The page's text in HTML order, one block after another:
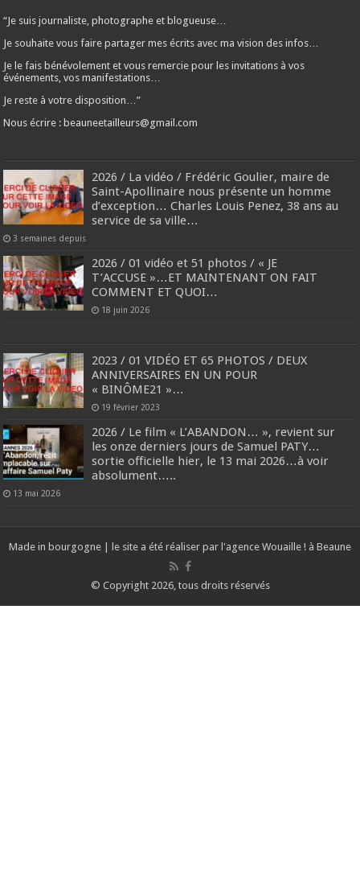
“Je suis journaliste, photographe et blogueuse…
Je souhaite vous faire partager mes écrits avec ma vision des infos…
Je le fais bénévolement et vous remercie pour les invitations à vos
événements, vos manifestations…
Je reste à votre disposition…”
Nous écrire : beauneetailleurs@gmail.com
2026 / La vidéo / Frédéric Goulier, maire de
Saint-Apollinaire nous présente un homme
d’exception… Charles Louis Penez, 38 ans au
service de sa ville…
3 semaines depuis
2026 / 01 vidéo et 51 photos / « JE
T’ACCUSE »…ET MAINTENANT ON FAIT
COMMENT ET QUOI…
18 juin 2026
2023 / 01 VIDÉO ET 65 PHOTOS / DEUX
ANNIVERSAIRES EN UN POUR
« BINÔME21 »…
19 février 2023
2026 / Le film « L’ABANDON… », revient sur
les onze derniers jours de Samuel PATY…
sortie officielle hier, le 13 mai 2026…à voir
absolument…..
13 mai 2026
Made in bourgogne | le site a été réaliser par l'agence Wouaille ! à Beaune
© Copyright 2026, tous droits réservés